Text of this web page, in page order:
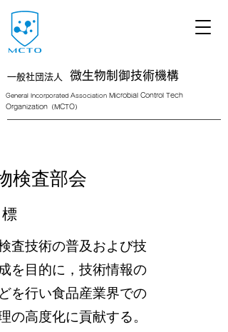
一般社団法人 微生物制御技術機構
General Incorporated Association Microbial Control Tech
Organization（MCTO）
検査部会
査技術の普及および技
を目的に，技術情報の
を行い食品産業界での
の高度化に貢献する。